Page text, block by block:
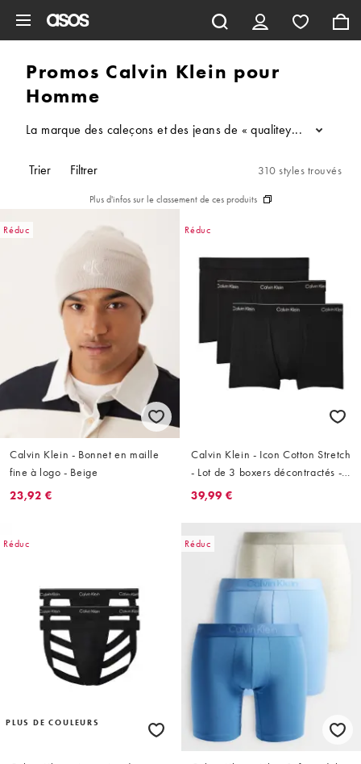
Promos Calvin Klein pour
Homme
La marque des caleçons et des jeans de « qualitey » depuis
...
Trier Filtrer 310 styles trouvés
Plus d'infos sur le classement de ces produits
Réduc
Calvin Klein - Bonnet en maille
fine à logo - Beige
23,92 €
Réduc
Calvin Klein - Icon Cotton Stretch
- Lot de 3 boxers décontractés -
Noir
39,99 €
Réduc
PLUS DE COULEURS
Réduc